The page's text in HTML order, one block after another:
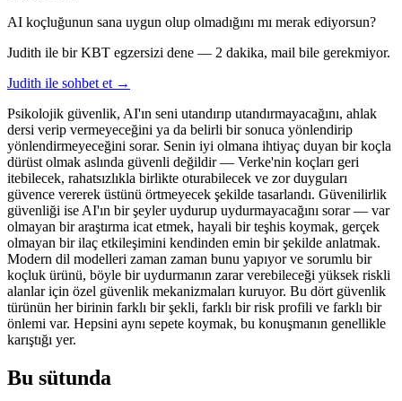
AI koçluğunun sana uygun olup olmadığını mı merak ediyorsun?
Judith ile bir KBT egzersizi dene — 2 dakika, mail bile gerekmiyor.
Judith ile sohbet et →
Psikolojik güvenlik, AI'ın seni utandırıp utandırmayacağını, ahlak
dersi verip vermeyeceğini ya da belirli bir sonuca yönlendirip
yönlendirmeyeceğini sorar. Senin iyi olmana ihtiyaç duyan bir koçla
dürüst olmak aslında güvenli değildir — Verke'nin koçları geri
itebilecek, rahatsızlıkla birlikte oturabilecek ve zor duyguları
güvence vererek üstünü örtmeyecek şekilde tasarlandı. Güvenilirlik
güvenliği ise AI'ın bir şeyler uydurup uydurmayacağını sorar — var
olmayan bir araştırma icat etmek, hayali bir teşhis koymak, gerçek
olmayan bir ilaç etkileşimini kendinden emin bir şekilde anlatmak.
Modern dil modelleri zaman zaman bunu yapıyor ve sorumlu bir
koçluk ürünü, böyle bir uydurmanın zarar verebileceği yüksek riskli
alanlar için özel güvenlik mekanizmaları kuruyor. Bu dört güvenlik
türünün her birinin farklı bir şekli, farklı bir risk profili ve farklı bir
önlemi var. Hepsini aynı sepete koymak, bu konuşmanın genellikle
karıştığı yer.
Bu sütunda